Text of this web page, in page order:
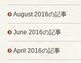
August 2016の記事
June 2016の記事
April 2016の記事